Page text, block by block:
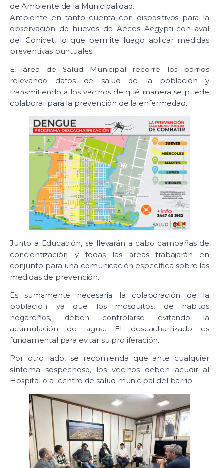
de Ambiente de la Municipalidad.
Ambiente en tanto cuenta con dispositivos para la
observación de huevos de Aedes Aegypti con aval
del Conicet, lo que permite luego aplicar medidas
preventivas puntuales.
El área de Salud Municipal recorre los barrios
relevando datos de salud de la población y
transmitiendo a los vecinos de qué manera se puede
colaborar para la prevención de la enfermedad.
Junto a Educación, se llevarán a cabo campañas de
concientización y todas las áreas trabajarán en
conjunto para una comunicación específica sobre las
medidas de prevención.
Es sumamente necesaria la colaboración de la
población ya que los mosquitos, de hábitos
hogareños, deben controlarse evitando la
acumulación de agua. El descacharrizado es
fundamental para evitar su proliferación.
Por otro lado, se recomienda que ante cualquier
síntoma sospechoso, los vecinos deben acudir al
Hospital o al centro de salud municipal del barrio.